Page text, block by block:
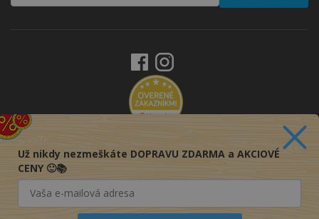
Už nikdy nezmeškáte DOPRAVU ZDARMA a AKCIOVÉ
CENY 🙂📚